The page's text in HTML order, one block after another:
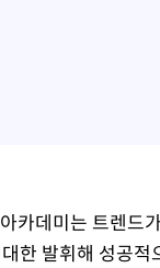
카데미는 트렌드
한 발휘해 성공적